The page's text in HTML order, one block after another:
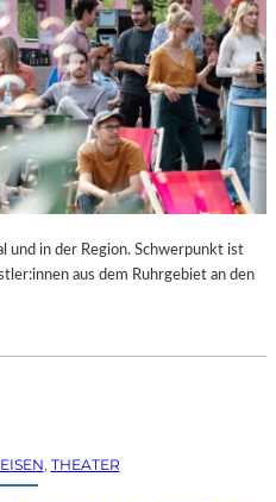
und in der Region. Schwerpunkt ist
aus dem Ruhrgebiet an den
, THEATER